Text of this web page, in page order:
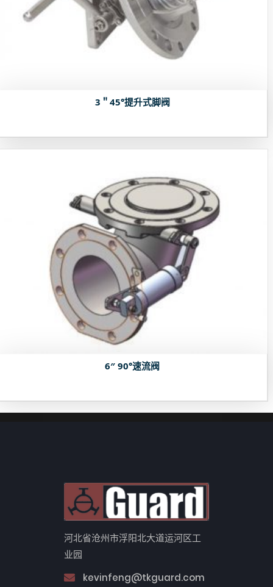
3＂45°提升式脚阀
6″ 90°速流阀
河北省沧州市浮阳北大道运河区工
业园
kevinfeng@tkguard.com